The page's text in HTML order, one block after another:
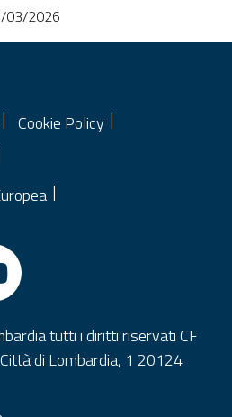
03/2026
Cookie Policy
tutti i diritti riservati CF
di Lombardia, 1 20124